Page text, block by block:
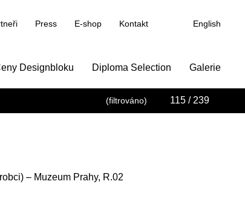
Press E-shop Kontakt English
Designbloku Diploma Selection Galerie
(filtrováno) 115 / 239
– Muzeum Prahy, R.02